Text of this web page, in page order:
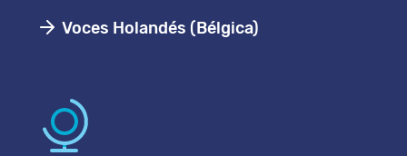
Voces Holandés (Bélgica)